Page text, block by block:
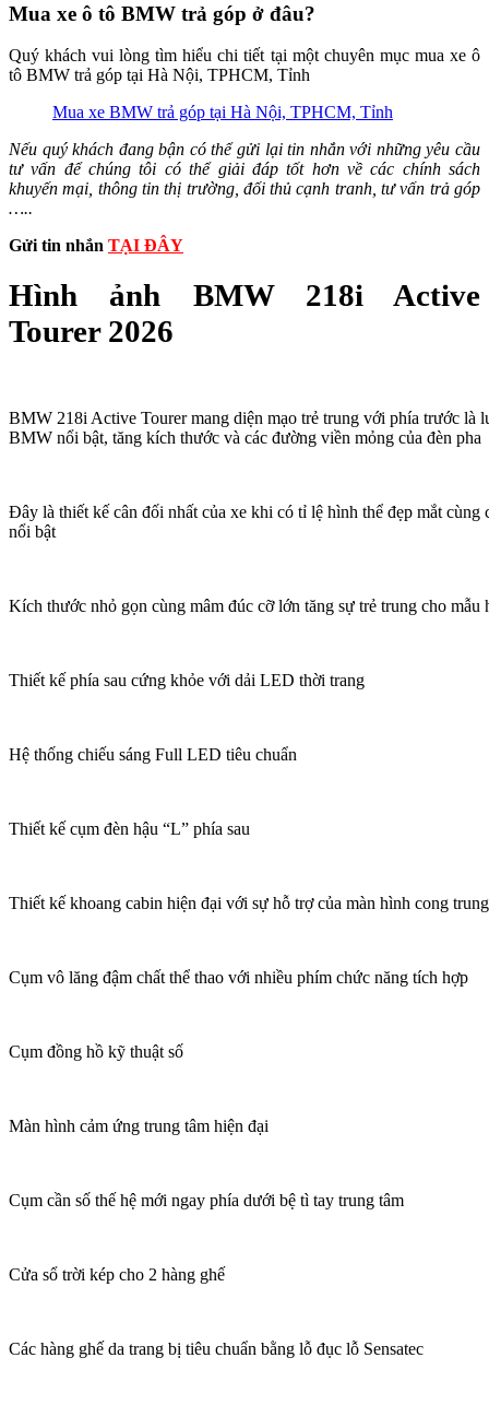
Mua xe ô tô BMW trả góp ở đâu?
Quý khách vui lòng tìm hiểu chi tiết tại một chuyên mục mua xe ô
tô BMW trả góp tại Hà Nội, TPHCM, Tỉnh
Mua xe BMW trả góp tại Hà Nội, TPHCM, Tỉnh
Nếu quý khách đang bận có thể gửi lại tin nhắn với những yêu cầu
tư vấn để chúng tôi có thể giải đáp tốt hơn về các chính sách
khuyến mại, thông tin thị trường, đối thủ cạnh tranh, tư vấn trả góp
…..
Gửi tin nhắn TẠI ĐÂY
Hình ảnh BMW 218i Active
Tourer 2026
BMW 218i Active Tourer mang diện mạo trẻ trung với phía trước là
BMW nổi bật, tăng kích thước và các đường viền mỏng của đèn pha
Đây là thiết kế cân đối nhất của xe khi có tỉ lệ hình thể đẹp mắt cùng
nổi bật
Kích thước nhỏ gọn cùng mâm đúc cỡ lớn tăng sự trẻ trung cho mẫu
Thiết kế phía sau cứng khỏe với dải LED thời trang
Hệ thống chiếu sáng Full LED tiêu chuẩn
Thiết kế cụm đèn hậu “L” phía sau
Thiết kế khoang cabin hiện đại với sự hỗ trợ của màn hình cong
Cụm vô lăng đậm chất thể thao với nhiều phím chức năng tích hợp
Cụm đồng hồ kỹ thuật số
Màn hình cảm ứng trung tâm hiện đại
Cụm cần số thế hệ mới ngay phía dưới bệ tì tay trung tâm
Cửa sổ trời kép cho 2 hàng ghế
Các hàng ghế da trang bị tiêu chuẩn bằng lỗ đục lỗ Sensatec